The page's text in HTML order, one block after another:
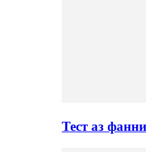
Тест аз